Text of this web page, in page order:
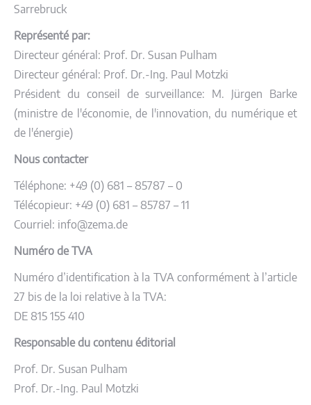
Sarrebruck
Représenté par:
Directeur général: Prof. Dr. Susan Pulham
Directeur général: Prof. Dr.-Ing. Paul Motzki
Président du conseil de surveillance: M. Jürgen Barke
(ministre de l'économie, de l'innovation, du numérique et
de l'énergie)
Nous contacter
Téléphone: +49 (0) 681 – 85787 – 0
Télécopieur: +49 (0) 681 – 85787 – 11
Courriel: info@zema.de
Numéro de TVA
Numéro d’identification à la TVA conformément à l’article
27 bis de la loi relative à la TVA:
DE 815 155 410
Responsable du contenu éditorial
Prof. Dr. Susan Pulham
Prof. Dr.-Ing. Paul Motzki